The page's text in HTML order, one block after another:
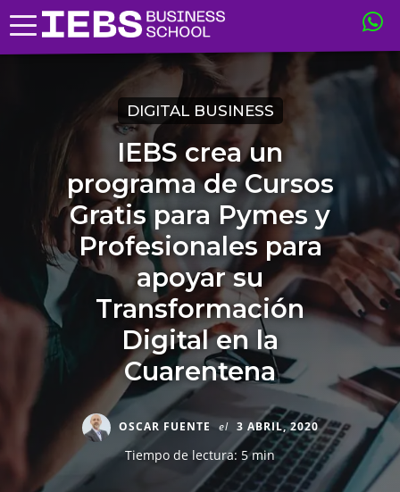
DIGITAL BUSINESS
IEBS crea un
programa de Cursos
Gratis para Pymes y
Profesionales para
apoyar su
Transformación
Digital en la
Cuarentena
OSCAR FUENTE el 3 ABRIL, 2020
Tiempo de lectura: 5 min